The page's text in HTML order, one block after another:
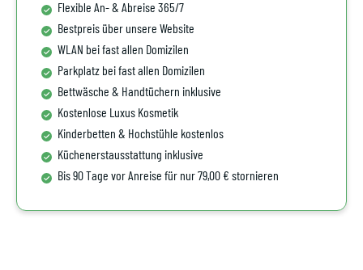
Flexible An- & Abreise 365/7
Bestpreis über unsere Website
WLAN bei fast allen Domizilen
Parkplatz bei fast allen Domizilen
Bettwäsche & Handtüchern inklusive
Kostenlose Luxus Kosmetik
Kinderbetten & Hochstühle kostenlos
Küchenerstausstattung inklusive
Bis 90 Tage vor Anreise für nur 79,00 € stornieren